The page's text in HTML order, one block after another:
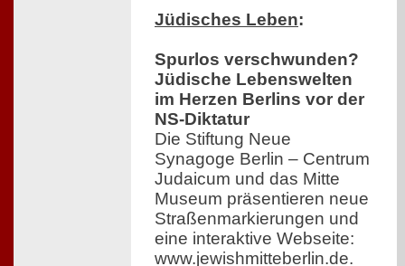
Jüdisches Leben:
Spurlos verschwunden?
Jüdische Lebenswelten
im Herzen Berlins vor der
NS-Diktatur
Die Stiftung Neue
Synagoge Berlin – Centrum
Judaicum und das Mitte
Museum präsentieren neue
Straßenmarkierungen und
eine interaktive Webseite:
www.jewishmitteberlin.de.